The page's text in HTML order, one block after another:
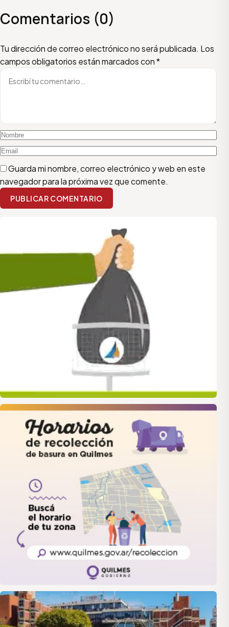
Comentarios (0)
Tu dirección de correo electrónico no será publicada. Los
campos obligatorios están marcados con*
Escribí tu comentario
Nombre
Email
Guarda mi nombre, correo electrónico y web en este
navegador para la próxima vez que comente.
PUBLICAR COMENTARIO
quilmes
LANUS